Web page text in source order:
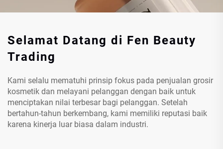
Selamat Datang di Fen Beauty
Trading
Kami selalu mematuhi prinsip fokus pada penjualan grosir
kosmetik dan melayani pelanggan dengan baik untuk
menciptakan nilai terbesar bagi pelanggan. Setelah
bertahun-tahun berkembang, kami memiliki reputasi baik
karena kinerja luar biasa dalam industri.